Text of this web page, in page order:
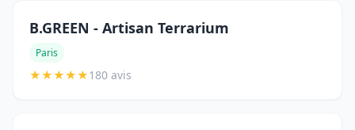
B.GREEN - Artisan Terrarium
Paris
★★★★★180 avis